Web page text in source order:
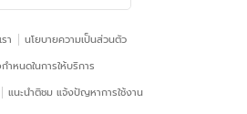
า
นโยบายความเป็นส่วนตัว
าหนดในการให้บริการ
แนะนำติชม แจ้งปัญหาการใช้งาน